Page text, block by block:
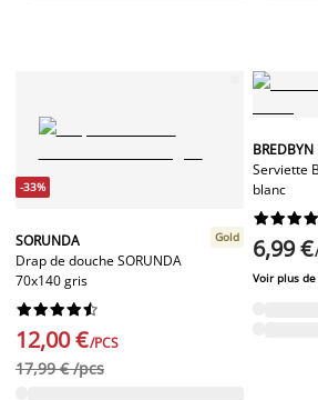
-33%
SORUNDA
Drap de douche SORUNDA
70x140 gris
Gold






12,00 €/PCS
17,99 € /pcs
BREDBYN
Serviette
blanc





6,99 €
Voir plus